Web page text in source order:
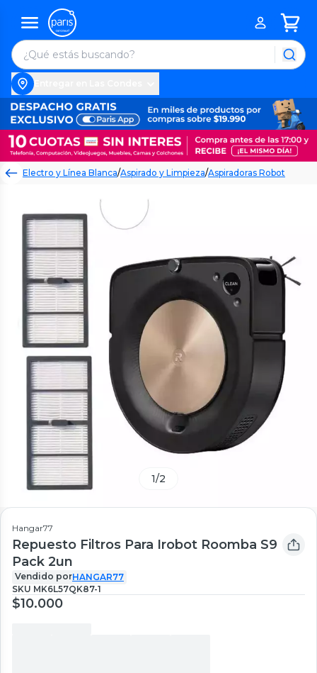
Electro y Línea Blanca/Aspirado y Limpieza/Aspiradoras Robot
1/2
Hangar77
Repuesto Filtros Para Irobot Roomba S9
Pack 2un
Vendido porHANGAR77
SKU MK6L57QK87-1
$10.000